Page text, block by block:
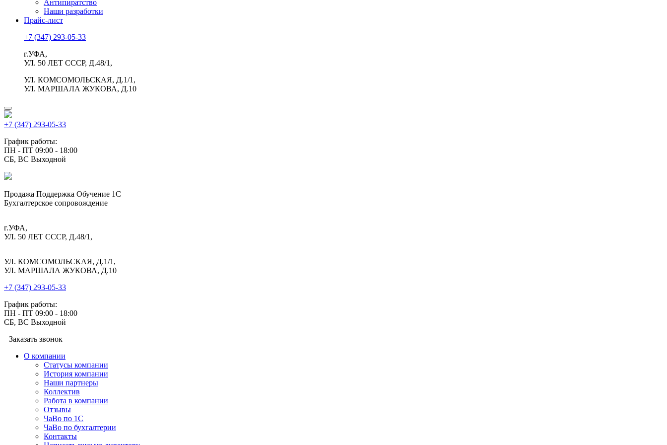
Антипиратство
Наши разработки
Прайс-лист
+7 (347) 293-05-33
г.УФА,
УЛ. 50 ЛЕТ СССР, Д.48/1,
УЛ. КОМСОМОЛЬСКАЯ, Д.1/1,
УЛ. МАРШАЛА ЖУКОВА, Д.10
+7 (347) 293-05-33
График работы:
ПН - ПТ 09:00 - 18:00
СБ, ВС Выходной
Продажа Поддержка Обучение 1С
Бухгалтерское сопровождение
г.УФА,
УЛ. 50 ЛЕТ СССР, Д.48/1,
УЛ. КОМСОМОЛЬСКАЯ, Д.1/1,
УЛ. МАРШАЛА ЖУКОВА, Д.10
+7 (347) 293-05-33
График работы:
ПН - ПТ 09:00 - 18:00
СБ, ВС Выходной
Заказать звонок
О компании
Cтатусы компании
История компании
Наши партнеры
Коллектив
Работа в компании
Отзывы
ЧаВо по 1С
ЧаВо по бухгалтерии
Контакты